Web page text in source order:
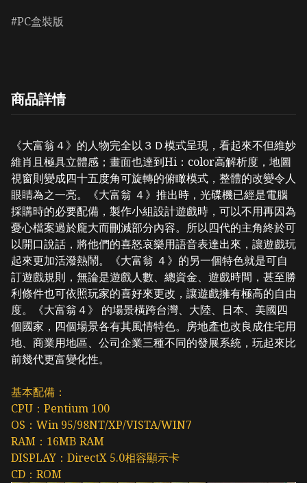
PC盒裝版
商品詳情
《大富翁４》的人物完全以３Ｄ模式呈現，看起來不但維妙
維肖且極具立體感；畫面也達到Hi：color高解析度，地圖
視窗則變成四十五度角可旋轉的俯瞰模式，整體的改變令人
眼睛為之一亮。《大富翁 ４》推出時，光碟機已經是電腦
採購時的必要配備，製作小組設計遊戲時，可以不用再因為
憂心檔案過於龐大而刪減部分內容。所以四代的主角終於可
以開口說話，將他們的喜怒哀樂用語音表達出來，讓遊戲玩
起來更加活潑熱鬧。《大富翁 ４》的另一個特色就是可自
訂遊戲規則，無論是遊戲人數、總資金、遊戲時間，甚至勝
利條件也可依照玩家的喜好來更改，讓遊戲擁有極高的自由
度。《大富翁４》 的場景橫跨台灣、大陸、日本、美國四
個國家，四個場景各有其風情特色。房地產也改良成住宅用
地、商業用地區、公司企業三種不同的發展系統，玩起來比
前幾代更富變化性。
基本配備：
CPU：Pentium 100
OS：Win 95/98NT/XP/VISTA/WIN7
RAM：16MB RAM
DISPLAY：DirectX 5.0相容顯示卡
CD：ROM